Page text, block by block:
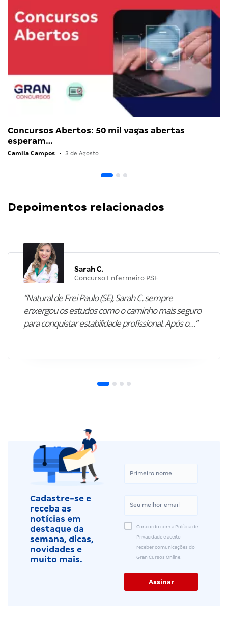
Concursos Abertos: 50 mil vagas abertas
esperam…
Camila Campos • 3 de Agosto
Depoimentos relacionados
Sarah C.
Concurso Enfermeiro PSF
“Natural de Frei Paulo (SE), Sarah C. sempre
enxergou os estudos como o caminho mais seguro
para conquistar estabilidade profissional. Após o…”
Cadastre-se e
receba as
notícias em
destaque da
semana, dicas,
novidades e
muito mais.
Concordo com a Política de
Privacidade e aceito
receber comunicações do
Gran Cursos Online.